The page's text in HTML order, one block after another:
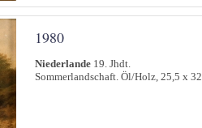
1980
Niederlande 19. Jhdt.
Sommerlandschaft. Öl/Holz, 25,5 x